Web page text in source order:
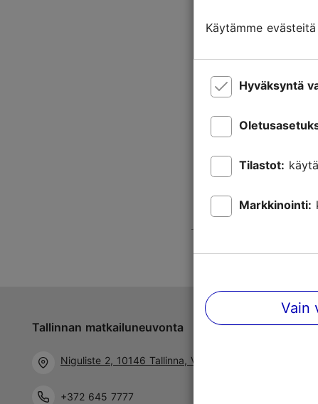
Tallinnan matkailuneuvonta
Niguliste 2, 10146 Tallinna, Viro
+372 645 7777
Käytämme
Hyväksyntä
Tilastot:
Markkinointi:
Vain